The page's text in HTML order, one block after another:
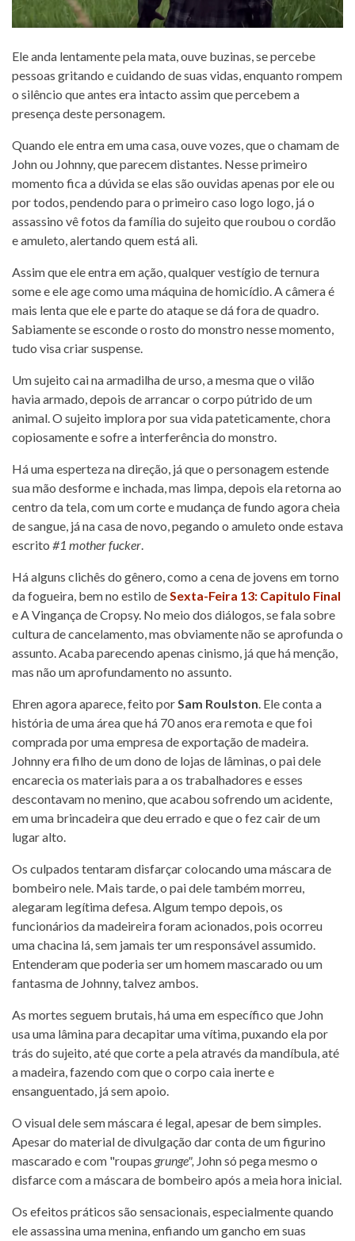
Ele anda lentamente pela mata, ouve buzinas, se percebe
pessoas gritando e cuidando de suas vidas, enquanto rompem
o silêncio que antes era intacto assim que percebem a
presença deste personagem.
Quando ele entra em uma casa, ouve vozes, que o chamam de
John ou Johnny, que parecem distantes. Nesse primeiro
momento fica a dúvida se elas são ouvidas apenas por ele ou
por todos, pendendo para o primeiro caso logo logo, já o
assassino vê fotos da família do sujeito que roubou o cordão
e amuleto, alertando quem está ali.
Assim que ele entra em ação, qualquer vestígio de ternura
some e ele age como uma máquina de homicídio. A câmera é
mais lenta que ele e parte do ataque se dá fora de quadro.
Sabiamente se esconde o rosto do monstro nesse momento,
tudo visa criar suspense.
Um sujeito cai na armadilha de urso, a mesma que o vilão
havia armado, depois de arrancar o corpo pútrido de um
animal. O sujeito implora por sua vida pateticamente, chora
copiosamente e sofre a interferência do monstro.
Há uma esperteza na direção, já que o personagem estende
sua mão desforme e inchada, mas limpa, depois ela retorna ao
centro da tela, com um corte e mudança de fundo agora cheia
de sangue, já na casa de novo, pegando o amuleto onde estava
escrito #1 mother fucker.
Há alguns clichês do gênero, como a cena de jovens em torno
da fogueira, bem no estilo deSexta-Feira 13: Capitulo Final
e A Vingança de Cropsy. No meio dos diálogos, se fala sobre
cultura de cancelamento, mas obviamente não se aprofunda o
assunto. Acaba parecendo apenas cinismo, já que há menção,
mas não um aprofundamento no assunto.
Ehren agora aparece, feito porSam Roulston. Ele conta a
história de uma área que há 70 anos era remota e que foi
comprada por uma empresa de exportação de madeira.
Johnny era filho de um dono de lojas de lâminas, o pai dele
encarecia os materiais para a os trabalhadores e esses
descontavam no menino, que acabou sofrendo um acidente,
em uma brincadeira que deu errado e que o fez cair de um
lugar alto.
Os culpados tentaram disfarçar colocando uma máscara de
bombeiro nele. Mais tarde, o pai dele também morreu,
alegaram legítima defesa. Algum tempo depois, os
funcionários da madeireira foram acionados, pois ocorreu
uma chacina lá, sem jamais ter um responsável assumido.
Entenderam que poderia ser um homem mascarado ou um
fantasma de Johnny, talvez ambos.
As mortes seguem brutais, há uma em específico que John
usa uma lâmina para decapitar uma vítima, puxando ela por
trás do sujeito, até que corte a pela através da mandíbula, até
a madeira, fazendo com que o corpo caia inerte e
ensanguentado, já sem apoio.
O visual dele sem máscara é legal, apesar de bem simples.
Apesar do material de divulgação dar conta de um figurino
mascarado e com "roupas grunge", John só pega mesmo o
disfarce com a máscara de bombeiro após a meia hora inicial.
Os efeitos práticos são sensacionais, especialmente quando
ele assassina uma menina, enfiando um gancho em suas